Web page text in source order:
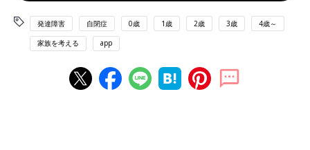
発達障害 自閉症 0歳 1歳 2歳 3歳 4歳～
家族を考える app